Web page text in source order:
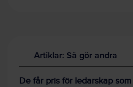
Artiklar: Så gör andra
De får pris för ledarskap